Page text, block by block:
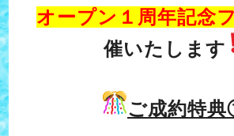
オープン１周年記念
催いたします
ご成約特